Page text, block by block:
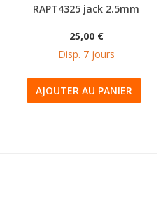
RAPT4325 jack 2.5mm
25,00 €
Disp. 7 jours
AJOUTER AU PANIER